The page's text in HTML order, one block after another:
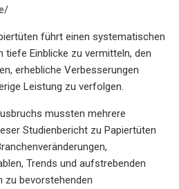
führt einen systematischen
Einblicke zu vermitteln, den
erhebliche Verbesserungen
Leistung zu verfolgen.
mussten mehrere
Studienbericht zu Papiertüten
Trends und aufstrebenden
zu bevorstehenden